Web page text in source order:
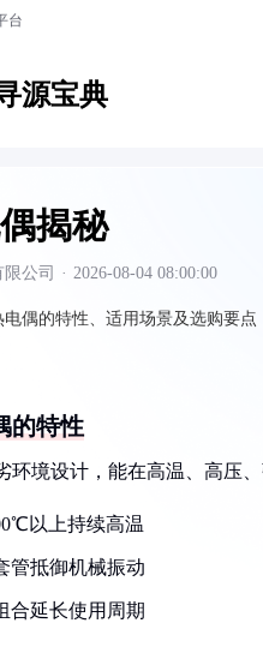
台
源宝典
揭秘
公司 · 2026-08-04 08:00:00
偶的特性、适用场景及选购要
的特性
环境设计，能在高温、高压
以上持续高温
管抵御机械振动
合延长使用周期